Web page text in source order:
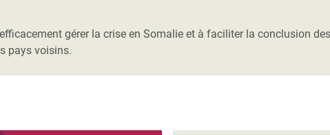
du Sud gérer la crise en Somalie et à faciliter la conclusion
pays voisins.